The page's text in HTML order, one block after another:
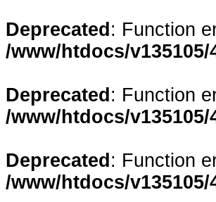
Deprecated : Function
/www/htdocs/
Deprecated : Function
/www/htdocs/
Deprecated : Function
/www/htdocs/